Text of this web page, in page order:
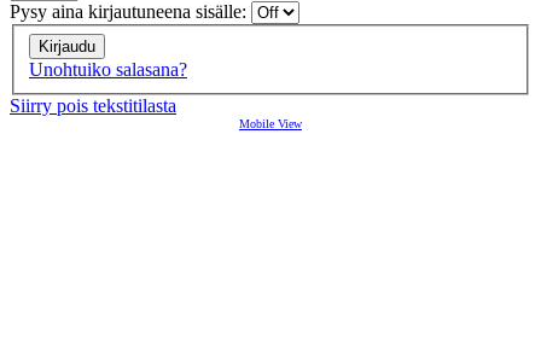
Pysy aina kirjautuneena sisälle:
Unohtuiko salasana?
Siirry pois tekstitilasta
Mobile View